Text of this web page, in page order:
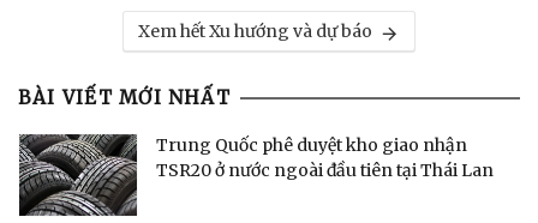
Xem hết Xu hướng và dự báo
BÀI VIẾT MỚI NHẤT
Trung Quốc phê duyệt kho giao nhận
TSR20 ở nước ngoài đầu tiên tại Thái Lan